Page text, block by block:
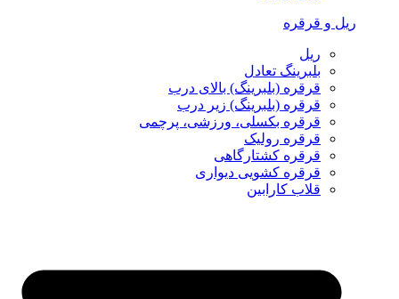
ریل و قرقره
ریل
بلبرینگ تعادل
قرقره (بلبرینگ) بالای درب
قرقره (بلبرینگ) زیر درب
قرقره بکسلی، ورزشی، پرچمی
قرقره رولیک
قرقره کشتارگاهی
قرقره کشویی دیواری
قلاب کارابین